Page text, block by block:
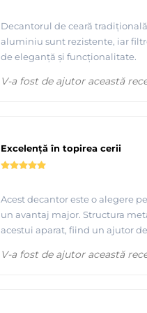
Decantorul de ceară
aluminiu sunt rezistente, iar
de eleganță și funcționalitate.
V-a fost de ajutor această
Excelență în topirea cerii
Acest decantor este o alegere
un avantaj major. Structura
acestui aparat, fiind un ajutor
V-a fost de ajutor această